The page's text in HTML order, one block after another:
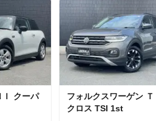
クーパ
フォルクスワーゲン Ｔ
クロス TSI 1st